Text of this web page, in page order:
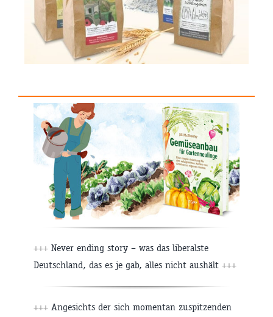
+++ Never ending story – was das liberalste
Deutschland, das es je gab, alles nicht aushält +++
+++ Angesichts der sich momentan zuspitzenden